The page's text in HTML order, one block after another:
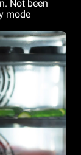
Not been
mode